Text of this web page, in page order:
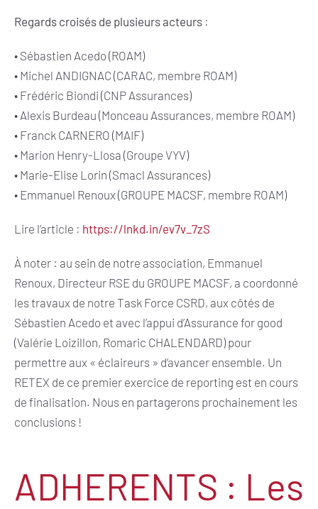
Regards croisés de plusieurs acteurs :
• Sébastien Acedo (ROAM)
• Michel ANDIGNAC (CARAC, membre ROAM)
• Frédéric Biondi (CNP Assurances)
• Alexis Burdeau (Monceau Assurances, membre ROAM)
• Franck CARNERO (MAIF)
• Marion Henry-Llosa (Groupe VYV)
• Marie-Elise Lorin (Smacl Assurances)
• Emmanuel Renoux (GROUPE MACSF, membre ROAM)
Lire l’article : https://lnkd.in/ev7v_7zS
À noter : au sein de notre association, Emmanuel
Renoux, Directeur RSE du GROUPE MACSF, a coordonné
les travaux de notre Task Force CSRD, aux côtés de
Sébastien Acedo et avec l’appui d’Assurance for good
(Valérie Loizillon, Romaric CHALENDARD) pour
permettre aux « éclaireurs » d’avancer ensemble. Un
RETEX de ce premier exercice de reporting est en cours
de finalisation. Nous en partagerons prochainement les
conclusions !
ADHERENTS : Les